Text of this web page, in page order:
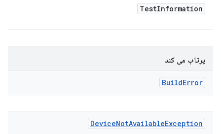
TestInformation
پرتاب می کند
BuildError
DeviceNotAvailableException